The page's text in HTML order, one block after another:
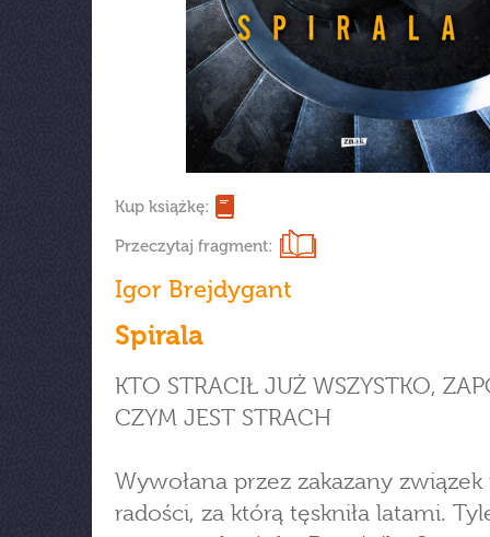
Kup książkę:
Przeczytaj fragment:
Igor Brejdygant
Spirala
KTO STRACIŁ JUŻ WSZYSTKO,
CZYM JEST STRACH
Wywołana przez zakazany związek
radości, za którą tęskniła latami.